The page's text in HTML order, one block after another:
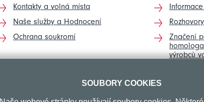
Kontakty a volná místa
Naše služby a Hodnocení
Ochrana soukromí
Rozhovory
Značení
výrobců
SOUBORY COOKIES